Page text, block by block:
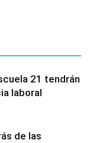
21 tendrán
laboral
de las